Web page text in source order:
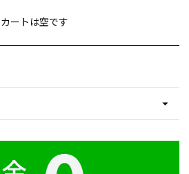
カートは空です